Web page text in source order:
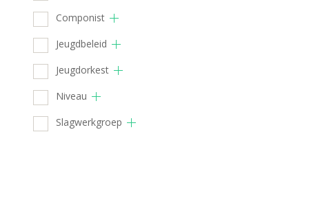
Componist
Jeugdbeleid
Jeugdorkest
Niveau
Slagwerkgroep